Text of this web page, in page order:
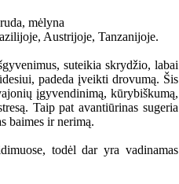
mėlyna
Austrijoje, Tanzanijoje.
suteikia skrydžio, labai
padeda įveikti drovumą. Šis
įgyvendinimą, kūrybiškumą,
Taip pat avantiūrinas sugeria
baimes ir nerimą.
todėl dar yra vadinamas